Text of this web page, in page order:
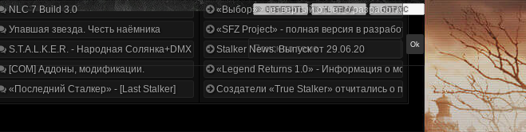
отвага
NLC 7 Build 3.0
Упавшая звезда. Честь наёмника
S.T.A.L.K.E.R. - Народная Солянка+DMX 1.3.5.ООП.МА.К.
[COM] Аддоны, модификации.
«Последний Сталкер» - [Last Stalker]
«Выбор» - четвертый отчет о разработке!
«SFZ Project» - полная версия в разработке!
Stalker News. Выпуск от 29.06.20
«Legend Returns 1.0» - Информация о моде за июнь 2020
Создатели «True Stalker» отчитались о проделанной работе